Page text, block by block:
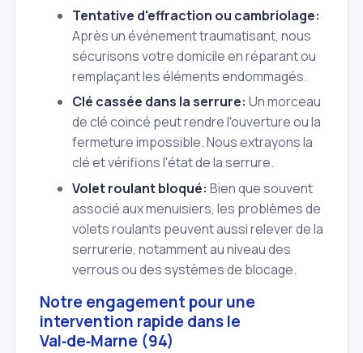
Tentative d'effraction ou cambriolage:
Après un événement traumatisant, nous
sécurisons votre domicile en réparant ou
remplaçant les éléments endommagés.
Clé cassée dans la serrure: Un morceau
de clé coincé peut rendre l'ouverture ou la
fermeture impossible. Nous extrayons la
clé et vérifions l'état de la serrure.
Volet roulant bloqué: Bien que souvent
associé aux menuisiers, les problèmes de
volets roulants peuvent aussi relever de la
serrurerie, notamment au niveau des
verrous ou des systèmes de blocage.
Notre engagement pour une
intervention rapide dans le
Val‑de‑Marne (94)